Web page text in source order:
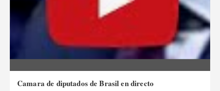
Camara de diputados de Brasil en directo